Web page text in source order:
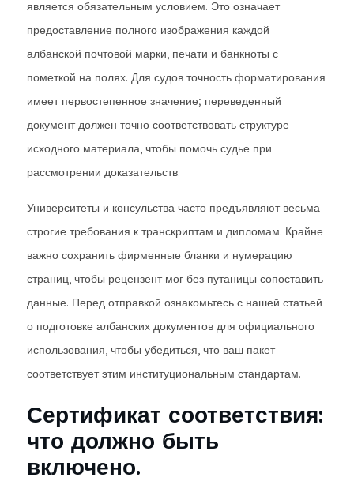
является обязательным условием. Это означает
предоставление полного изображения каждой
албанской почтовой марки, печати и банкноты с
пометкой на полях. Для судов точность форматирования
имеет первостепенное значение; переведенный
документ должен точно соответствовать структуре
исходного материала, чтобы помочь судье при
рассмотрении доказательств.
Университеты и консульства часто предъявляют весьма
строгие требования к транскриптам и дипломам. Крайне
важно сохранить фирменные бланки и нумерацию
страниц, чтобы рецензент мог без путаницы сопоставить
данные. Перед отправкой ознакомьтесь с нашей статьей
о подготовке албанских документов для официального
использования, чтобы убедиться, что ваш пакет
соответствует этим институциональным стандартам.
Сертификат соответствия:
что должно быть
включено.